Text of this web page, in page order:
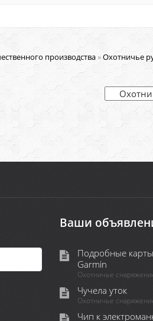
производства »Охотничье
Ваши
Подробные
Garmin
Охотничье
Чучела уток
Охотничье
Чип к